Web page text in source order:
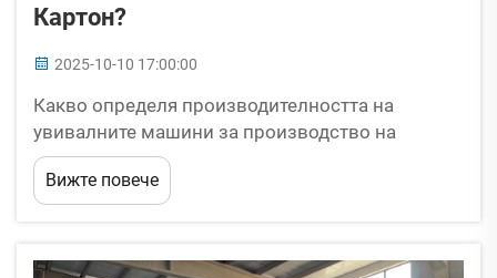
Картон?
2025-10-10 17:00:00
Какво определя производителността на
увивалните машини за производство на
картон? Тези машини разбира се са от
решаващо значение за опаковъчната
индустрия, където доверието в
директно определя темпа на производство на
Вижте повече